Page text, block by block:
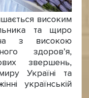
високим
та щиро
з високою
здоров’я,
звершень,
Україні та
українській